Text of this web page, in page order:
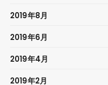
2019年8月
2019年6月
2019年4月
2019年2月